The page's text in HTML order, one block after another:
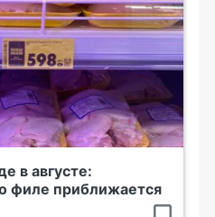
в августе:
филе приближается